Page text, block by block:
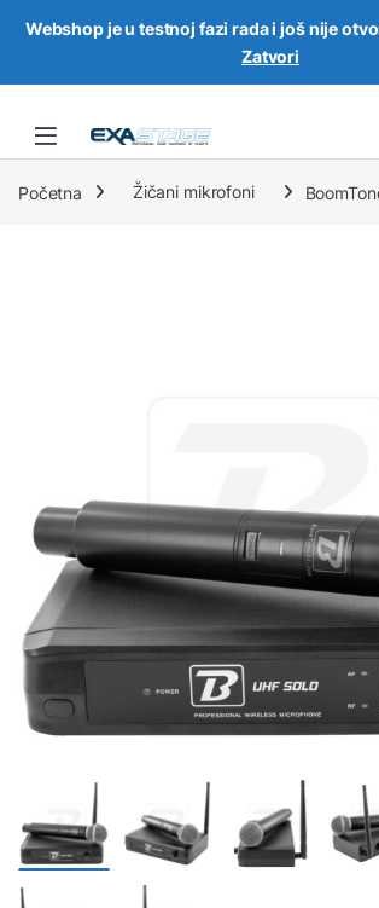
Skip to navigation
Skip to content
Početna Žičani mikrofoni
Webshop je u testnoj fazi rada i još nije
Zatvori